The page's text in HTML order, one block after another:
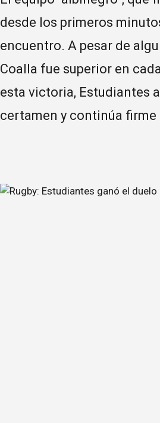
desde los primeros
encuentro. A pesar de
Coalla fue superior en
esta victoria, Estudiantes
certamen y continúa